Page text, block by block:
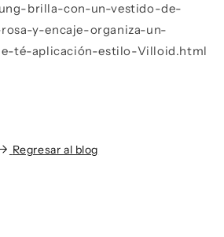
brilla-con-un-vestido-de-
y-encaje-organiza-un-
té-aplicación-estilo-Villoid.html
Regresar al blog